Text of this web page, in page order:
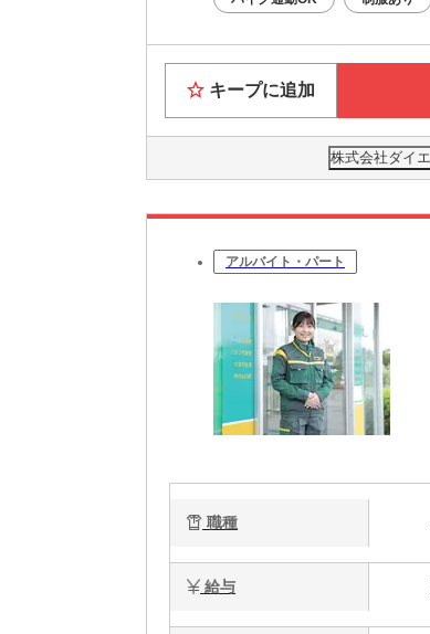
キープに追加
株式会社ダイ
アルバイト・パート
職種
給与